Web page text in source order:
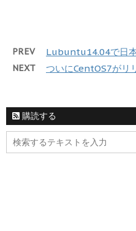
PREV Lubuntu14.04で日本
NEXT ついにCentOS7がリ
購読する